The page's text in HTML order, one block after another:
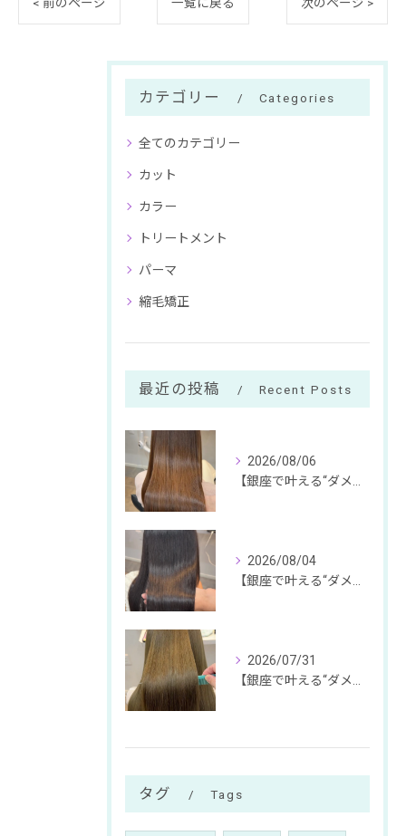
カテゴリー Categories
全てのカテゴリー
カット
カラー
トリートメント
パーマ
縮毛矯正
最近の投稿 Recent Posts
2026/08/06
2026/08/04
2026/07/31
タグ Tags